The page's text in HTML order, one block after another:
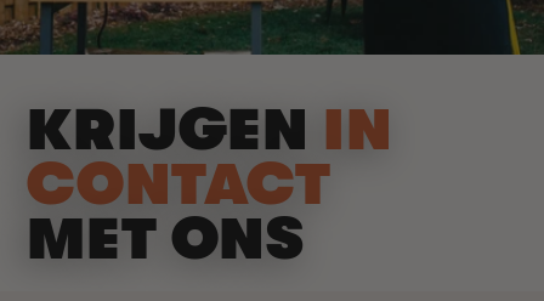
KRIJGEN IN
CONTACT
MET ONS